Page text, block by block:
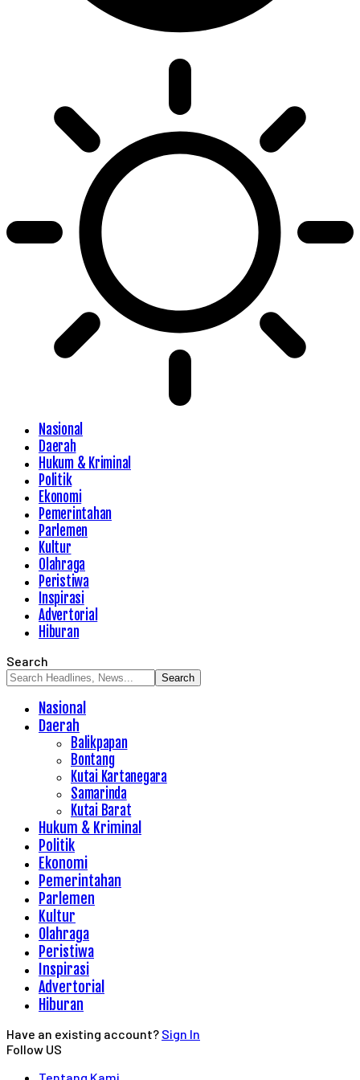
Nasional
Daerah
Hukum & Kriminal
Politik
Ekonomi
Pemerintahan
Parlemen
Kultur
Olahraga
Peristiwa
Inspirasi
Advertorial
Hiburan
Search
Nasional
Daerah
Balikpapan
Bontang
Kutai Kartanegara
Samarinda
Kutai Barat
Hukum & Kriminal
Politik
Ekonomi
Pemerintahan
Parlemen
Kultur
Olahraga
Peristiwa
Inspirasi
Advertorial
Hiburan
Have an existing account? Sign In
Follow US